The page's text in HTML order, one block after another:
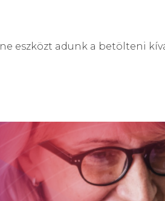
eszközt adunk a betölteni